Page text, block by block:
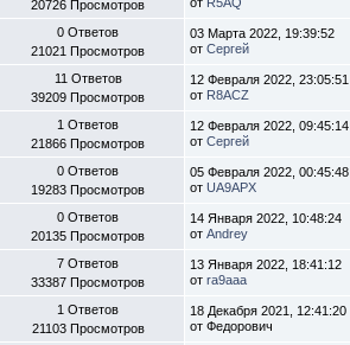
20726 Просмотров
0 Ответов
21021 Просмотров
03 Марта 2022, 19:39:52
отСергей
11 Ответов
39209 Просмотров
12 Февраля 2022, 23:05:51
от R8ACZ
1 Ответов
21866 Просмотров
12 Февраля 2022, 09:45:14
отСергей
0 Ответов
19283 Просмотров
05 Февраля 2022, 00:45:48
отUA9APX
0 Ответов
20135 Просмотров
14 Января 2022, 10:48:24
отAndrey
7 Ответов
33387 Просмотров
13 Января 2022, 18:41:12
отra9aaa
1 Ответов
21103 Просмотров
18 Декабря 2021, 12:41:20
от Федорович